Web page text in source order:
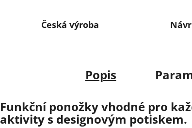
Česká výroba
Popis
Funkční ponožky vhodné pro
aktivity s designovým potiskem.